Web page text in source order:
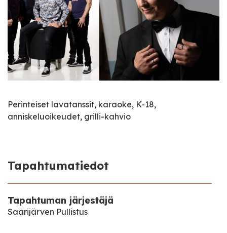
Perinteiset lavatanssit, karaoke, K-18,
anniskeluoikeudet, grilli-kahvio
Tapahtumatiedot
Tapahtuman järjestäjä
Saarijärven Pullistus